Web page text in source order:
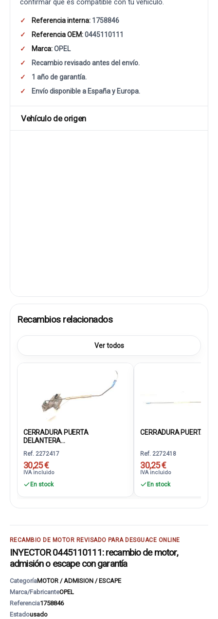
confirmar que es compatible con tu vehículo.
Referencia interna: 1758846
Referencia OEM:0445110111
Marca:OPEL
Recambio revisado antes del envío.
1 año de garantía.
Envío disponible a España y Europa.
Vehículo de origen
Recambios relacionados
Ver todos
CERRADURA PUERTA
DELANTERA...
Ref. 2272417
30,25 €
IVA incluido
En stock
CERRADURA PUERTA
Ref. 2272418
30,25 €
IVA incluido
En stock
RECAMBIO DE MOTOR REVISADO PARA DESGUACE ONLINE
INYECTOR 0445110111: recambio de motor,
admisión o escape con garantía
CategoríaMOTOR / ADMISION / ESCAPE
Marca/FabricanteOPEL
Referencia1758846
Estadousado